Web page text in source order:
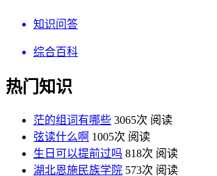
知识问答
综合百科
热门知识
茫的组词有哪些 3065次 阅读
弦读什么啊 1005次 阅读
生日可以提前过吗 818次 阅读
湖北恩施民族学院 573次 阅读